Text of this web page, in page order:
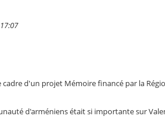
d'un projet Mémoire financé par la
d'arméniens était si importante sur